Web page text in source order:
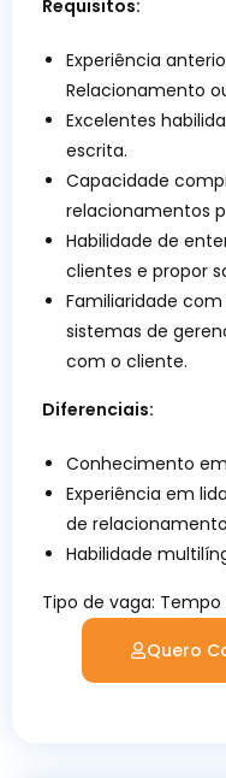
Requisitos:
Experiência
Relacionamento
Excelentes
escrita.
Capacidade
relacionamentos
Habilidade de
clientes e propor
Familiaridade
sistemas de
com o cliente.
Diferenciais:
Conhecimento
Experiência em
de
Habilidade
Tipo de vaga: Tempo
Quero